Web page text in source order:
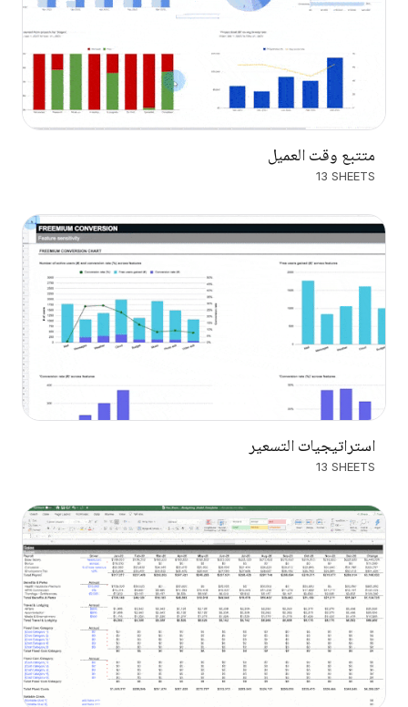
متتبع وقت العميل
13 SHEETS
استراتيجيات التسعير
13 SHEETS